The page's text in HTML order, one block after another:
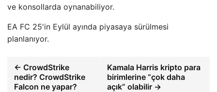
ve konsollarda oynanabiliyor.
EA FC 25'in Eylül ayında piyasaya sürülmesi
planlanıyor.
← CrowdStrike
nedir? CrowdStrike
Falcon ne yapar?
Kamala Harris kripto para
birimlerine “çok daha
açık” olabilir →